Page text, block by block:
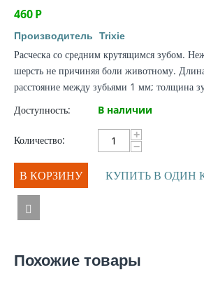
460Р
Производитель Trixie
Расческа со средним крутящимся зубом.
шерсть не причиняя боли животному.
расстояние между зубьями 1 мм; толщина
Доступность:
В наличии
Количество:
+
−
В КОРЗИНУ КУПИТЬ В ОДИН
Похожие товары